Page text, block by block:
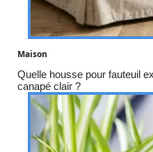
Maison
Quelle housse pour fauteuil
canapé clair ?